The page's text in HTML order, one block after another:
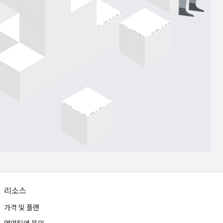
리소스
가격 및 플랜